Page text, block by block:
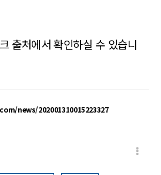
출처에서 확인하실 수 있습니
news/202001310015223327